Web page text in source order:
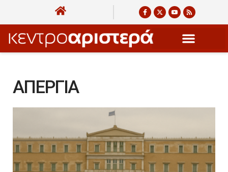
ΑΠΕΡΓΙΑ